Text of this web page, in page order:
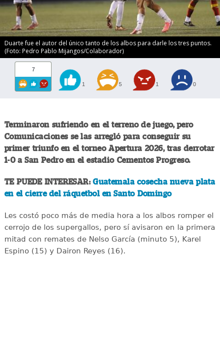
Duarte fue el autor del único tanto de los albos para darle los tres puntos.
(Foto: Pedro Pablo Mijangos/Colaborador)
7
1 5 1 0
Terminaron sufriendo en el terreno de juego, pero
Comunicaciones se las arregló para conseguir su
primer triunfo en el torneo Apertura 2026, tras derrotar
1-0 a San Pedro en el estadio Cementos Progreso.
TE PUEDE INTERESAR:Guatemala cosecha nueva plata
en el cierre del ráquetbol en Santo Domingo
Les costó poco más de media hora a los albos romper el
cerrojo de los supergallos, pero sí avisaron en la primera
mitad con remates de Nelso García (minuto 5), Karel
Espino (15) y Dairon Reyes (16).